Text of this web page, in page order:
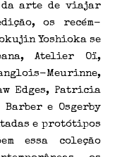
arte de viajar
os recém-
Yoshioka se
Atelier Oï,
Meurinne,
Edges, Patricia
e Osgerby
e protótipos
essa coleção